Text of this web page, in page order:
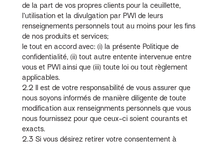
de la part de vos propres clients pour la ceuillette,
l’utilisation et la divulgation par PWI de leurs
renseignements personnels tout au moins pour les fins
de nos produits et services;
le tout en accord avec: (i) la présente Politique de
confidentialité, (ii) tout autre entente intervenue entre
vous et PWI ainsi que (iii) toute loi ou tout règlement
applicables.
2.2 Il est de votre responsabilité de vous assurer que
nous soyons informés de manière diligente de toute
modification aux renseignments personnels que vous
nous fournissez pour que ceux-ci soient courants et
exacts.
2.3 Si vous désirez retirer votre consentement à